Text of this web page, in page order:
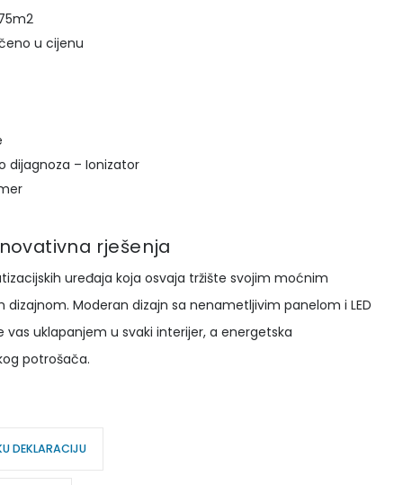
u cijenu
dijagnoza – Ionizator
rješenja
uređaja koja osvaja tržište svojim moćnim
Moderan dizajn sa nenametljivim panelom i LED
uklapanjem u svaki interijer, a energetska
potrošača.
DEKLARACIJU